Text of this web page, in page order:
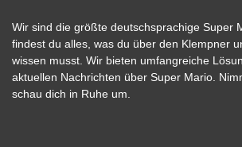
Wir sind die größte deutschsprachige Super
findest du alles, was du über den Klempner
wissen musst. Wir bieten umfangreiche
aktuellen Nachrichten über Super Mario.
schau dich in Ruhe um.